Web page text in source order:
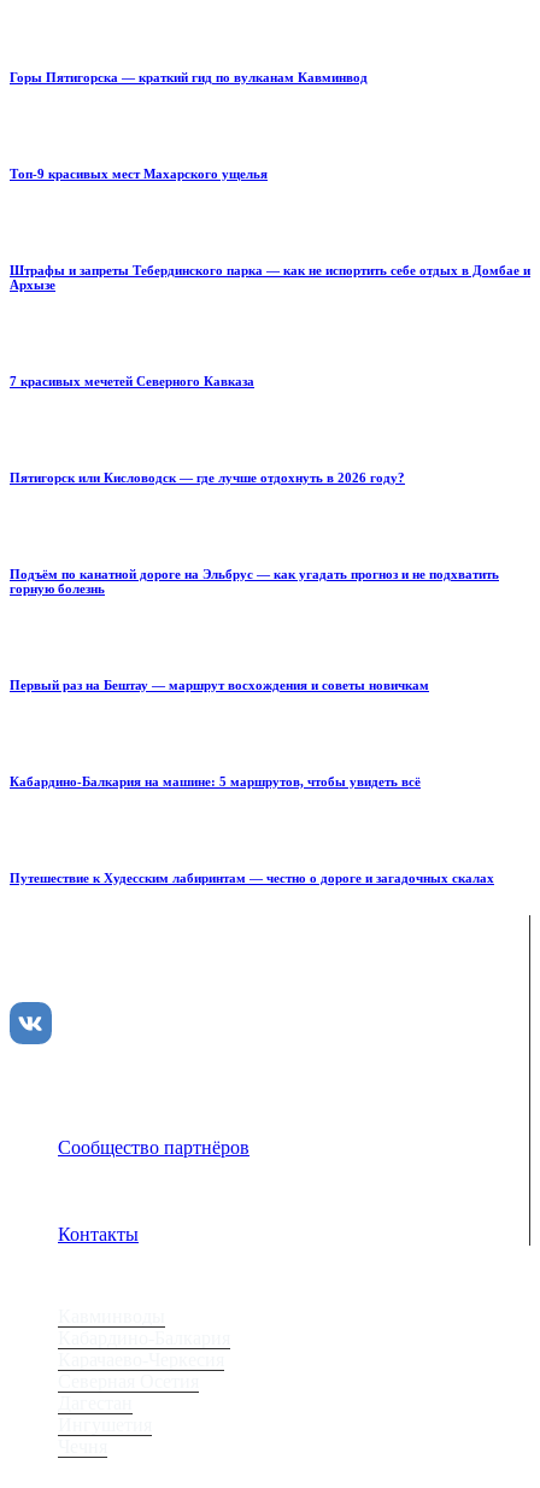
Горы Пятигорска — краткий гид по вулканам Кавминвод
Топ-9 красивых мест Махарского ущелья
Штрафы и запреты Тебердинского парка — как не испортить себе отдых в Домбае и
Архызе
7 красивых мечетей Северного Кавказа
Пятигорск или Кисловодск — где лучше отдохнуть в 2026 году?
Подъём по канатной дороге на Эльбрус — как угадать прогноз и не подхватить
горную болезнь
Первый раз на Бештау — маршрут восхождения и советы новичкам
Кабардино-Балкария на машине: 5 маршрутов, чтобы увидеть всё
Путешествие к Худесским лабиринтам — честно о дороге и загадочных скалах
Сообщество партнёров
Контакты